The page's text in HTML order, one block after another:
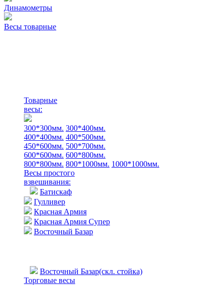
Динамометры
Весы товарные
Товарные
весы:
300*300мм. 300*400мм.
400*400мм. 400*500мм.
450*600мм. 500*700мм.
600*600мм. 600*800мм.
800*800мм. 800*1000мм. 1000*1000мм.
Весы простого
взвешивания:
Батискаф
Гулливер
Красная Армия
Красная Армия Супер
Восточный Базар
Восточный Базар(скл. стойка)
Торговые весы